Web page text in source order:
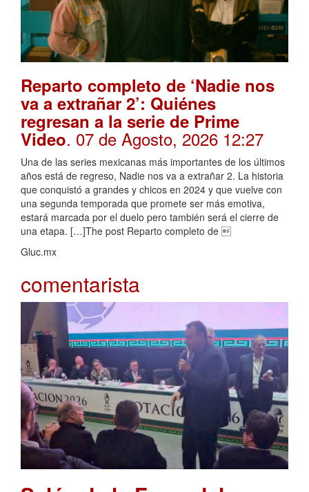
Reparto completo de ‘Nadie nos
va a extrañar 2’: Quiénes
regresan a la serie de Prime
Video. 07 de Agosto, 2026 12:27
Una de las series mexicanas más importantes de los últimos
años está de regreso, Nadie nos va a extrañar 2. La historia
que conquistó a grandes y chicos en 2024 y que vuelve con
una segunda temporada que promete ser más emotiva,
estará marcada por el duelo pero también será el cierre de
una etapa. […]The post Reparto completo de 
Gluc.mx
comentarista